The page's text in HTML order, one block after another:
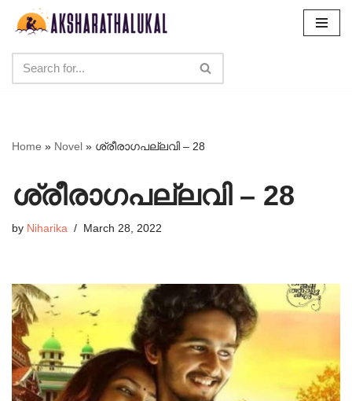
content
Home » Novel » ശ്രീരാഗപല്ലവി – 28
ശ്രീരാഗപല്ലവി – 28
by Niharika March 28, 2022